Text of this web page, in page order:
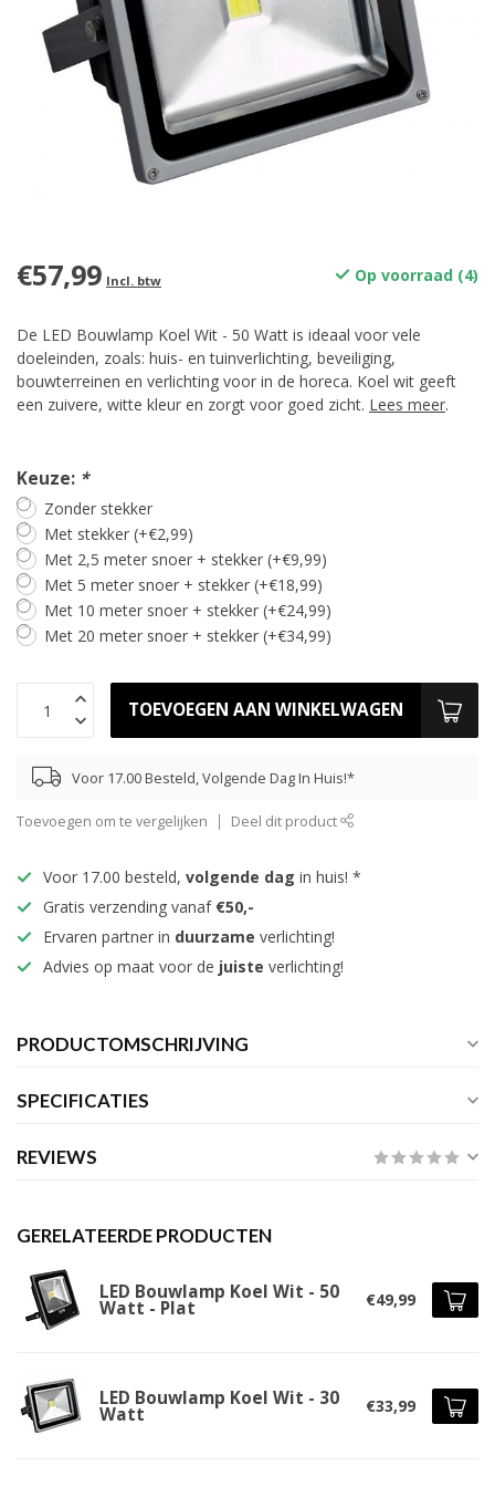
€57,99 Incl. btw Op voorraad (4)
De LED Bouwlamp Koel Wit - 50 Watt is ideaal voor vele
doeleinden, zoals: huis- en tuinverlichting, beveiliging,
bouwterreinen en verlichting voor in de horeca. Koel wit geeft
een zuivere, witte kleur en zorgt voor goed zicht. Lees meer.
Keuze: *
Zonder stekker
Met stekker (+€2,99)
Met 2,5 meter snoer + stekker (+€9,99)
Met 5 meter snoer + stekker (+€18,99)
Met 10 meter snoer + stekker (+€24,99)
Met 20 meter snoer + stekker (+€34,99)
TOEVOEGEN AAN WINKELWAGEN
Voor 17.00 Besteld, Volgende Dag In Huis!*
Toevoegen om te vergelijken Deel dit product
Voor 17.00 besteld, volgende dag in huis! *
Gratis verzending vanaf €50,-
Ervaren partner in duurzame verlichting!
Advies op maat voor de juiste verlichting!
PRODUCTOMSCHRIJVING
SPECIFICATIES
REVIEWS
GERELATEERDE PRODUCTEN
LED Bouwlamp Koel Wit - 50
Watt - Plat €49,99
LED Bouwlamp Koel Wit - 30
Watt €33,99